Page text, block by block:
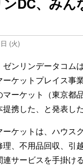
(火)
ゼンリンデータコム
ーケットプレイス事
マーケット（東京都
携した、と発表した
ーケットは、ハウス
理、不用品回収、
連サービスを手掛け